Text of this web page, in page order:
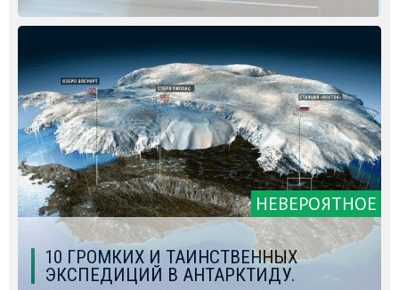
НЕВЕРОЯТНОЕ
10 ГРОМКИХ И ТАИНСТВЕННЫХ
ЭКСПЕДИЦИЙ В АНТАРКТИДУ.